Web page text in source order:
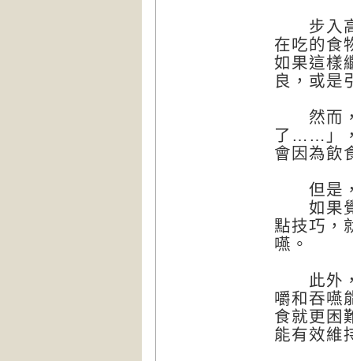
步入高
在吃的食
如果這樣
良，或是
然而，
了……」
會因為飲
但是，
如果覺
點技巧，
嚥。
此外，
嚼和吞嚥
食就更困
能有效維